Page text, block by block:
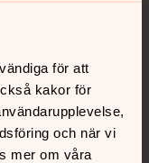
för att
kakor för
och när vi
mer om våra